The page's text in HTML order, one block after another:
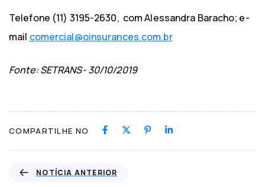
Telefone (11) 3195-2630, com Alessandra Baracho; e-
mail comercial@oinsurances.com.br
Fonte: SETRANS- 30/10/2019
COMPARTILHE NO
NOTÍCIA ANTERIOR